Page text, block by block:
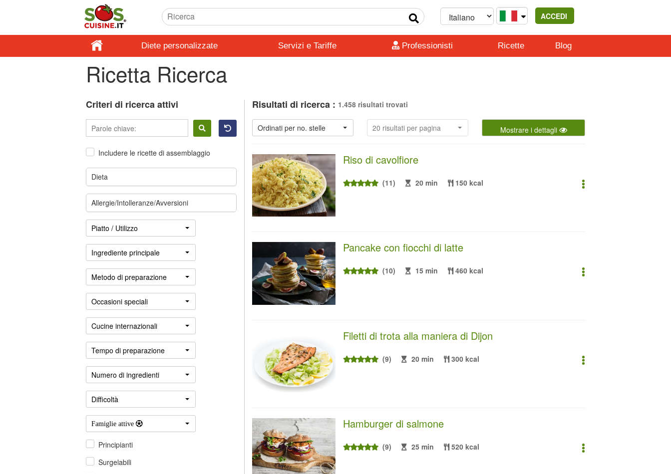
ACCEDI
Diete personalizzate Servizi e Tariffe Professionisti Ricette Blog
Ricetta Ricerca
Criteri di ricerca attivi
Includere le ricette di assemblaggio
Dieta
Allergie/Intolleranze/Avversioni
Piatto / Utilizzo
Ingrediente principale
Metodo di preparazione
Occasioni speciali
Cucine internazionali
Tempo di preparazione
Numero di ingredienti
Difficoltà
Famiglie attive 
Principianti
Surgelabili
Risultati di ricerca : 1.458 risultati trovati
Ordinati per no. stelle 20 risultati per pagina Mostrare i dettagli
Riso di cavolfiore
(11) 20 min 150 kcal
Pancake con fiocchi di latte
(10) 15 min 460 kcal
Filetti di trota alla maniera di Dijon
(9) 20 min 300 kcal
Hamburger di salmone
(9) 25 min 520 kcal